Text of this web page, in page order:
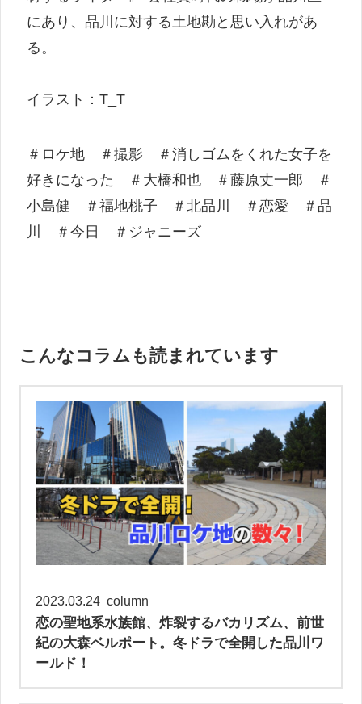
にあり、品川に対する土地勘と思い入れがあ
る。
イラスト：T_T
＃ロケ地 ＃撮影 ＃消しゴムをくれた女子を
好きになった ＃大橋和也 ＃藤原丈一郎 ＃
小島健 ＃福地桃子 ＃北品川 ＃恋愛 ＃品
川 ＃今日 ＃ジャニーズ
こんなコラムも読まれています
恋の聖地系水族館、炸裂するバカリズム、前世
紀の大森ベルポート。冬ドラで全開した品川ワ
ールド！
2023.03.24 column